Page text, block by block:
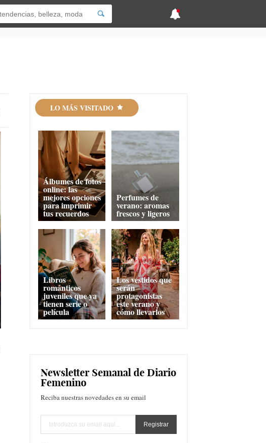
LO MÁS VISITADO
Álbumes de fotos
online: las
mejores opciones
para imprimir
tus recuerdos
Perfumes de
verano: aromas
frescos y ligeros
Libros
románticos
juveniles que ya
tienen serie o
película
Los vestidos que
serán
protagonistas
este verano y
cómo llevarlos
Newsletter Semanal de Diario
Femenino
Reciba nuestras novedades en su email